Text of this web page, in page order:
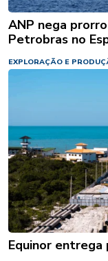
ANP nega
Petrobras no
EXPLORAÇÃO E
Equinor